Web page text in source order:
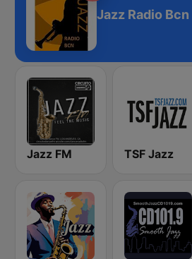
Jazz Radio Bcn
Jazz FM TSF Jazz